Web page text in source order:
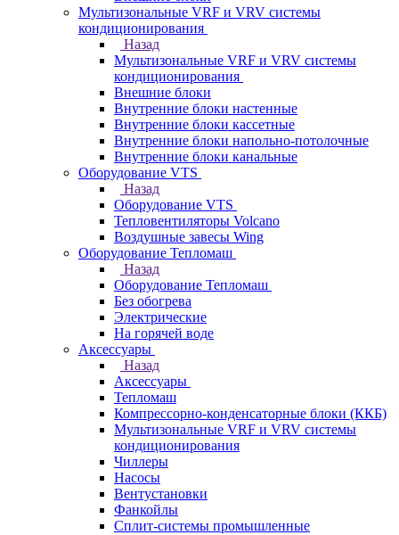
Мультизональные VRF и VRV системы
кондиционирования
Назад
Мультизональные VRF и VRV системы
кондиционирования
Внешние блоки
Внутренние блоки настенные
Внутренние блоки кассетные
Внутренние блоки напольно-потолочные
Внутренние блоки канальные
Оборудование VTS
Назад
Оборудование VTS
Тепловентиляторы Volcano
Воздушные завесы Wing
Оборудование Тепломаш
Назад
Оборудование Тепломаш
Без обогрева
Электрические
На горячей воде
Аксессуары
Назад
Аксессуары
Тепломаш
Компрессорно-конденсаторные блоки (ККБ)
Мультизональные VRF и VRV системы
кондиционирования
Чиллеры
Насосы
Вентустановки
Фанкойлы
Сплит-системы промышленные